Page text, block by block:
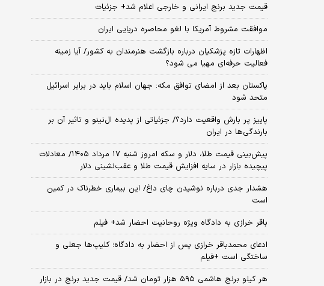
قیمت جدید برنج ایرانی و خارجی اعلام شد+ جزئیات
موافقت مشروط آمریکا با لغو محاصره دریایی ایران
اظهارات تازه پزشکیان درباره بازگشت هنرمندان به کشور/ آیا زمینه
فعالیت حرفه‌ای مهیا می شود؟
پاکستان بعد از امضای توافق مکه: جهان اسلام باید در برابر اسرائیل
متحد شود
پاییز پر بارش واقعیت دارد؟/ جزئیاتی از پدیده ال‌نینو و تاثیر آن بر
بارندگی‌ها در ایران
پیش‌بینی قیمت طلا، دلار و سکه امروز شنبه ۱۷ مرداد ۱۴۰۵/ معادلات
پیچیده بازار در سایه افزایش قیمت طلا و عقب‌نشینی دلار
هشدار جدی درباره نوشیدن چای داغ/ این بیماری خطرناک در کمین
است
باقر خرازی به دادگاه ویژه روحانیت احضار شد+ فیلم
ادعای محمدباقر خرازی پس از احضار به دادگاه؛ کلیپ‌ها جعلی و
ساختگی است +فیلم
هر کیلو برنج هاشمی ۵۹۵ هزار تومان شد/ قیمت جدید برنج در بازار